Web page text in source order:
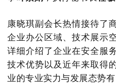
康晓琪副会长热情接待了
企业办公区域、技术展示
详细介绍了企业在安全服
技术优势以及近年来取得
业的专业实力与发展态势